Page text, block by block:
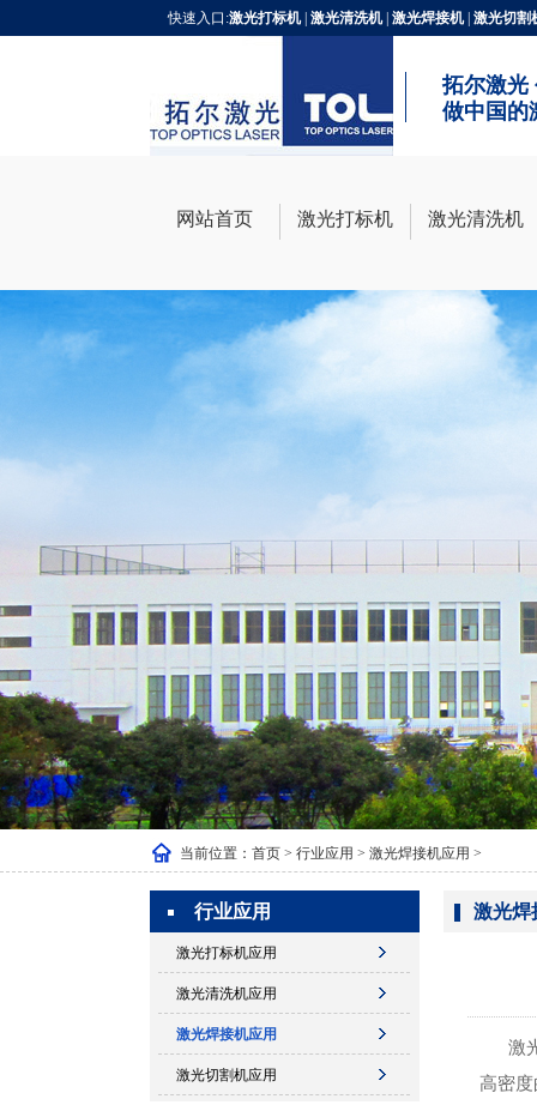
快速入口:激光打标机| 激光清洗机| 激光焊接机| 激光切割
拓尔激光
做中国的
网站首页 激光打标机 激光清洗机
当前位置： 首页 > 行业应用 > 激光焊接机应用 >
行业应用
激光打标机应用
激光清洗机应用
激光焊接机应用
激光切割机应用
激光焊
激
高密